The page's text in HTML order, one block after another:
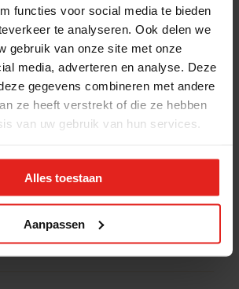
functies voor social media te bieden
te analyseren. Ook delen we
gebruik van onze site met onze
media, adverteren en analyse. Deze
gegevens combineren met andere
ze heeft verstrekt of die ze hebben
van uw gebruik van hun services.
Alles toestaan
Aanpassen
van het Appeltje van Oranje.
Contact
Contact
Verantwoording
Klachtenprocedure
Privacyverklaring
Volg ons
nieuwsbrief